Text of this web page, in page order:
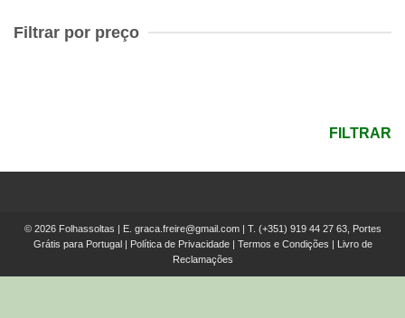
Filtrar por preço
FILTRAR
© 2026 Folhassoltas | E. graca.freire@gmail.com| T. (+351) 919 44 27 63, Portes
Grátis para Portugal
Política de Privacidade| Termos e Condições
Livro de
Reclamações